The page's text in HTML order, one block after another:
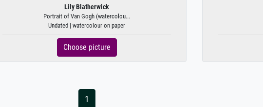
Lily Blatherwick
Portrait of Van Gogh (watercolou...
Undated | watercolour on paper
Choose picture
1